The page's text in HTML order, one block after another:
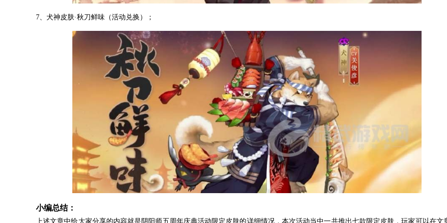
7、犬神皮肤·秋刀鲜味（活动兑换）；
小编总结：
上述文章中给大家分享的内容就是阴阳师五周年庆典活动限定皮肤的详细情况，本次活动当中一共推出七款限定皮肤，玩家可以在文